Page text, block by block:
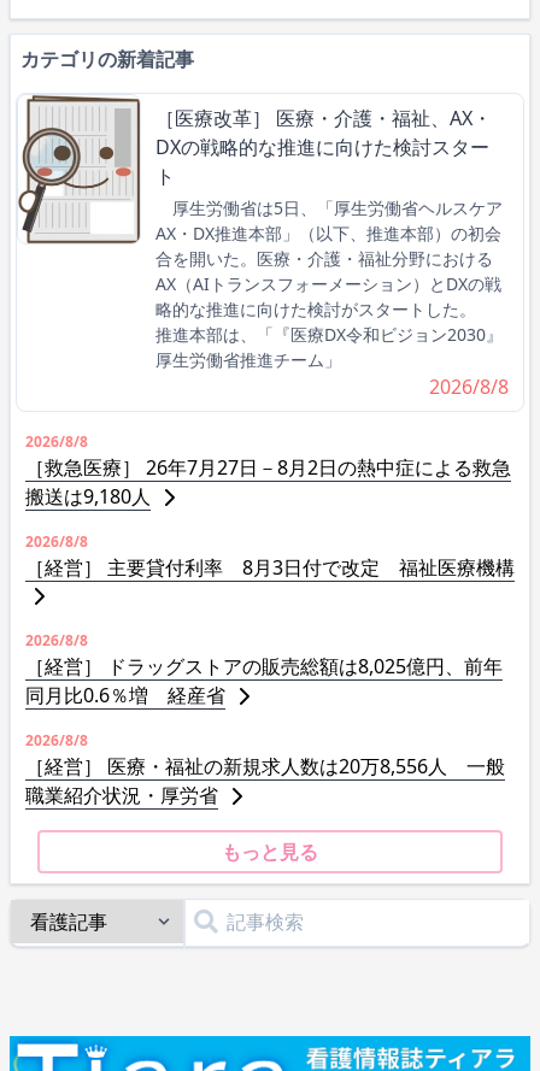
カテゴリの新着記事
［医療改革］ 医療・介護・福祉、AX・
DXの戦略的な推進に向けた検討スター
ト
厚生労働省は5日、「厚生労働省ヘルスケア
AX・DX推進本部」（以下、推進本部）の初会
合を開いた。医療・介護・福祉分野における
AX（AIトランスフォーメーション）とDXの戦
略的な推進に向けた検討がスタートした。
推進本部は、「『医療DX令和ビジョン2030』
厚生労働省推進チーム」
2026/8/8
2026/8/8
［救急医療］ 26年7月27日－8月2日の熱中症による救急
搬送は9,180人
2026/8/8
［経営］ 主要貸付利率 8月3日付で改定 福祉医療機構
2026/8/8
［経営］ ドラッグストアの販売総額は8,025億円、前年
同月比0.6％増 経産省
2026/8/8
［経営］ 医療・福祉の新規求人数は20万8,556人 一般
職業紹介状況・厚労省
もっと見る